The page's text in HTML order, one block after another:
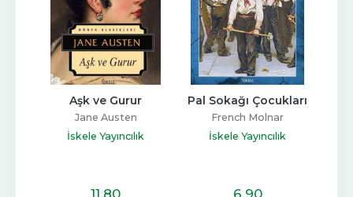
Aşk ve Gurur
Jane Austen
İskele Yayıncılık
Pal Sokağı Çocukları
French Molnar
İskele Yayıncılık